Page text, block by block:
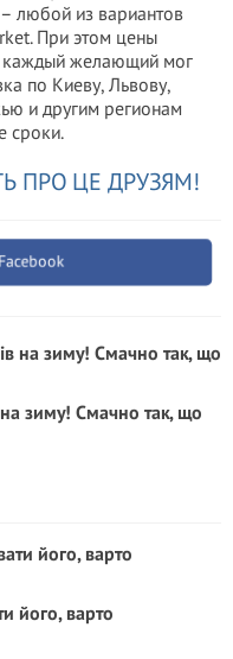
любой из вариантов
При этом цены
каждый желающий мог
по Киеву, Львову,
и другим регионам
сроки.
ПРО ЦЕ ДРУЗЯМ!
зиму! Смачно так, що
його, варто